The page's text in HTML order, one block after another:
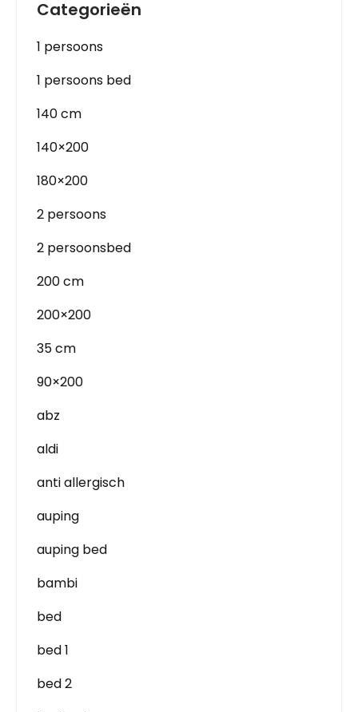
Categorieën
1 persoons
1 persoons bed
140 cm
140×200
180×200
2 persoons
2 persoonsbed
200 cm
200×200
35 cm
90×200
abz
aldi
anti allergisch
auping
auping bed
bambi
bed
bed 1
bed 2